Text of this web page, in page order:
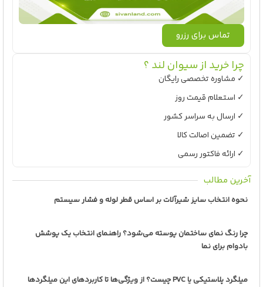
تماس برای رزرو
چرا خرید از سیوان لند ؟
✓ مشاوره تخصصی رایگان
✓ استعلام قیمت روز
✓ ارسال به سراسر کشور
✓ تضمین اصالت کالا
✓ ارائه فاکتور رسمی
آخرین مطالب
نحوه انتخاب سایز شیرآلات بر اساس قطر لوله و فشار سیستم
چرا رنگ نمای ساختمان پوسته می‌شود؟ راهنمای انتخاب یک پوشش
بادوام برای نما
میلگرد پلاستیکی یا PVC چیست؟ از ویژگی‌ها تا کاربردهای این میلگردها